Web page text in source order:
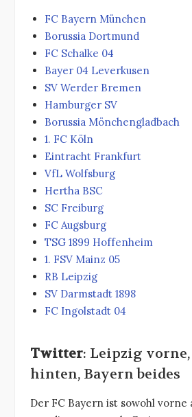
FC Bayern München
Borussia Dortmund
FC Schalke 04
Bayer 04 Leverkusen
SV Werder Bremen
Hamburger SV
Borussia Mönchengladbach
1. FC Köln
Eintracht Frankfurt
VfL Wolfsburg
Hertha BSC
SC Freiburg
FC Augsburg
TSG 1899 Hoffenheim
1. FSV Mainz 05
RB Leipzig
SV Darmstadt 1898
FC Ingolstadt 04
Twitter: Leipzig
hinten, Bayern beides
Der FC Bayern ist sowohl vorne